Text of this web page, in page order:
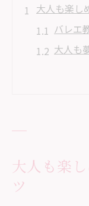
大人も楽し
バレエ
大人も
バレエ
大人も楽
ツ